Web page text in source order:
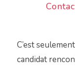
C’est
candidat